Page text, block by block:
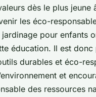
dès le plus jeune
les éco-
pour enfants
éducation. Il est
durables et éco-
et
des ressources